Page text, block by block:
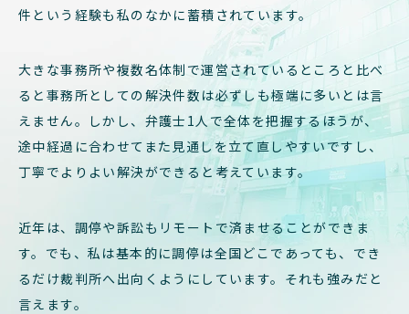
件という経験も私のなかに蓄積されています。
大きな事務所や複数名体制で運営されているところと比べ
ると事務所としての解決件数は必ずしも極端に多いとは言
えません。しかし、弁護士1人で全体を把握するほうが、
途中経過に合わせてまた見通しを立て直しやすいですし、
丁寧でよりよい解決ができると考えています。
近年は、調停や訴訟もリモートで済ませることができま
す。でも、私は基本的に調停は全国どこであっても、でき
るだけ裁判所へ出向くようにしています。それも強みだと
言えます。